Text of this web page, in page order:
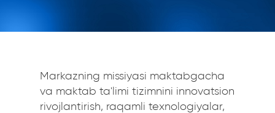
Markazning missiyasi maktabgacha
va maktab ta'limi tizimnini innovatsion
rivojlantirish, raqamli texnologiyalar,